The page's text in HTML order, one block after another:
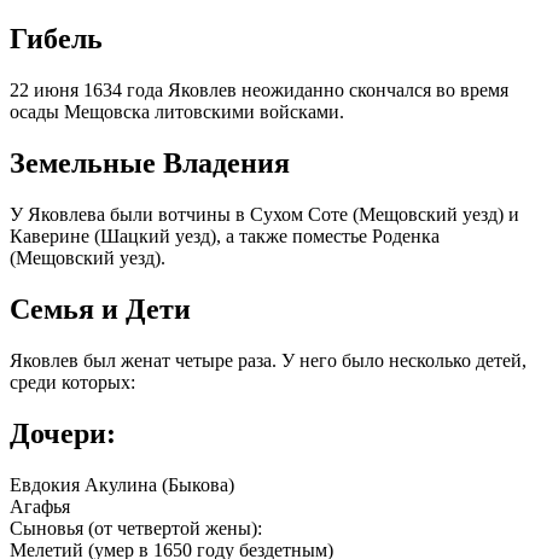
Гибель
22 июня 1634 года Яковлев неожиданно скончался во время
осады Мещовска литовскими войсками.
Земельные Владения
У Яковлева были вотчины в Сухом Соте (Мещовский уезд) и
Каверине (Шацкий уезд), а также поместье Роденка
(Мещовский уезд).
Семья и Дети
Яковлев был женат четыре раза. У него было несколько детей,
среди которых:
Дочери:
Евдокия Акулина (Быкова)
Агафья
Сыновья (от четвертой жены):
Мелетий (умер в 1650 году бездетным)